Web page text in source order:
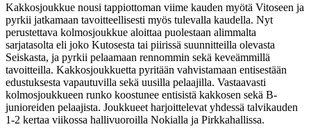
Kakkosjoukkue nousi tappiottoman viime kauden myötä Vitoseen ja
pyrkii jatkamaan tavoitteellisesti myös tulevalla kaudella. Nyt
perustettava kolmosjoukkue aloittaa puolestaan alimmalta
sarjatasolta eli joko Kutosesta tai piirissä suunnitteilla olevasta
Seiskasta, ja pyrkii pelaamaan rennommin sekä keveämmillä
tavoitteilla. Kakkosjoukkuetta pyritään vahvistamaan entisestään
edustuksesta vapautuvilla sekä uusilla pelaajilla. Vastaavasti
kolmosjoukkueen runko koostunee entisistä kakkosen sekä B-
junioreiden pelaajista. Joukkueet harjoittelevat yhdessä talvikauden
1-2 kertaa viikossa hallivuoroilla Nokialla ja Pirkkahallissa.